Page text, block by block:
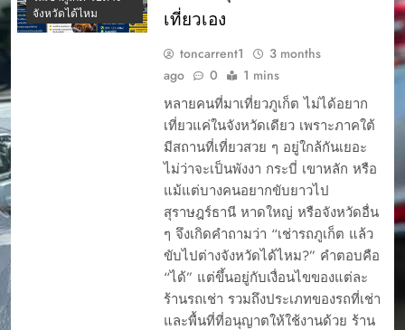
จังหวัดได้ไหม
เที่ยวเอง
toncarrent1
3 months
ago
0 1 mins
หลายคนที่มาเที่ยวภูเก็ต ไม่ได้อยาก
เที่ยวแค่ในจังหวัดเดียว เพราะภาคใต้
มีสถานที่เที่ยวสวย ๆ อยู่ใกล้กันเยอะ
ไม่ว่าจะเป็นพังงา กระบี่ เขาหลัก หรือ
แม้แต่บางคนอยากขับยาวไป
สุราษฎร์ธานี หาดใหญ่ หรือจังหวัดอื่น
ๆ จึงเกิดคำถามว่า “เช่ารถภูเก็ต แล้ว
ขับไปต่างจังหวัดได้ไหม?” คำตอบคือ
“ได้” แต่ขึ้นอยู่กับเงื่อนไขของแต่ละ
ร้านรถเช่า รวมถึงประเภทของรถที่เช่า
และพื้นที่ที่อนุญาตให้ใช้งานด้วย ร้าน